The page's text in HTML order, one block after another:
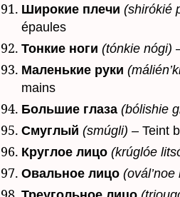
Широкие плечи (shirókié
épaules
Тонкие ноги (tónkie nógi)
Маленькие руки
mains
Большие глаза (bólishie
Смуглый (smúgli) – Teint
Круглое лицо (krúglóe
Овальное лицо (ovál’noe